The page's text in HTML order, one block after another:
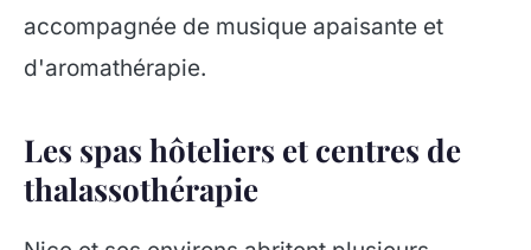
accompagnée de musique apaisante et
d'aromathérapie.
Les spas hôteliers et centres de
thalassothérapie